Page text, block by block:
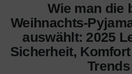
Wie man die
Weihnachts-
auswählt: 2025
Sicherheit,
Trends